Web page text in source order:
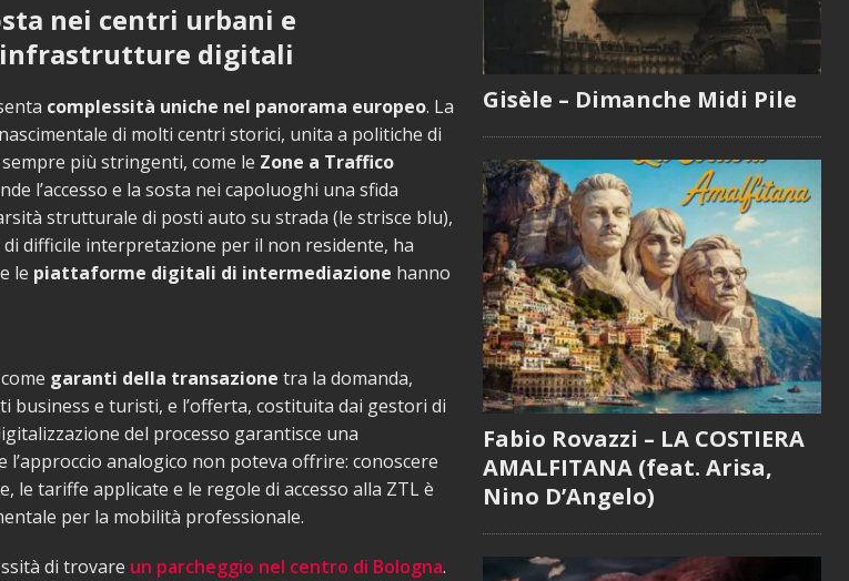
nei centri urbani e
infrastrutture digitali
complessità uniche nel panorama europeo. La
di molti centri storici, unita a politiche di
più stringenti, come le Zone a Traffico
l’accesso e la sosta nei capoluoghi una sfida
strutturale di posti auto su strada (le strisce blu),
difficile interpretazione per il non residente, ha
le piattaforme digitali di intermediazione hanno
garanti della transazione tra la domanda,
business e turisti, e l’offerta, costituita dai gestori di
del processo garantisce una
l’approccio analogico non poteva offrire: conoscere
le tariffe applicate e le regole di accesso alla ZTL è
per la mobilità professionale.
di trovare un parcheggio nel centro di Bologna.
Gisèle – Dimanche Midi Pile
Fabio Rovazzi – LA COSTIERA
AMALFITANA (feat. Arisa,
Nino D’Angelo)